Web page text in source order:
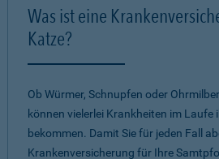
Was ist eine
Katze?
Ob Würmer, Schnupfen oder
können vielerlei Krankheiten im Laufe
bekommen. Damit Sie für jeden Fall
Krankenversicherung für Ihre